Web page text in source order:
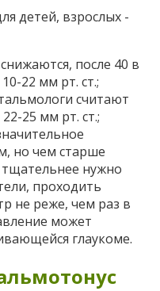
детей, взрослых -
после 40 в
22 мм рт. ст.;
считают
25 мм рт. ст.;
но чем старше
тщательнее нужно
проходить
не реже, чем раз в
может
глаукоме.